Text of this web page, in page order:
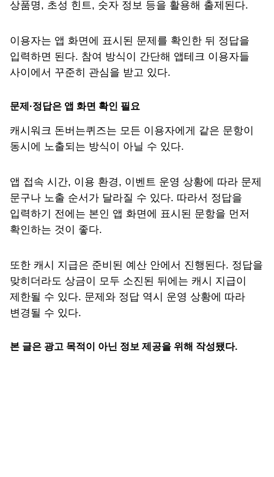
상품명, 초성 힌트, 숫자 정보 등을 활용해 출제된다.
이용자는 앱 화면에 표시된 문제를 확인한 뒤 정답을
입력하면 된다. 참여 방식이 간단해 앱테크 이용자들
사이에서 꾸준히 관심을 받고 있다.
문제·정답은 앱 화면 확인 필요
캐시워크 돈버는퀴즈는 모든 이용자에게 같은 문항이
동시에 노출되는 방식이 아닐 수 있다.
앱 접속 시간, 이용 환경, 이벤트 운영 상황에 따라 문제
문구나 노출 순서가 달라질 수 있다. 따라서 정답을
입력하기 전에는 본인 앱 화면에 표시된 문항을 먼저
확인하는 것이 좋다.
또한 캐시 지급은 준비된 예산 안에서 진행된다. 정답을
맞히더라도 상금이 모두 소진된 뒤에는 캐시 지급이
제한될 수 있다. 문제와 정답 역시 운영 상황에 따라
변경될 수 있다.
본 글은 광고 목적이 아닌 정보 제공을 위해 작성됐다.